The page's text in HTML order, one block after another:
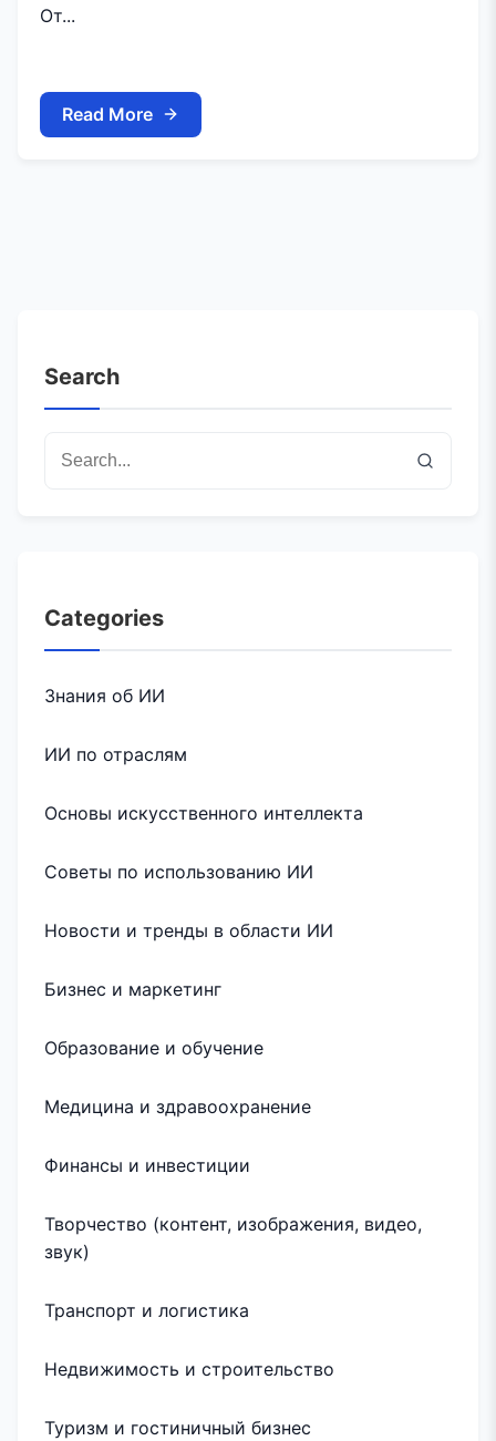
От...
Read More
Search
Categories
Знания об ИИ
ИИ по отраслям
Основы искусственного интеллекта
Советы по использованию ИИ
Новости и тренды в области ИИ
Бизнес и маркетинг
Образование и обучение
Медицина и здравоохранение
Финансы и инвестиции
Творчество (контент, изображения, видео,
звук)
Транспорт и логистика
Недвижимость и строительство
Туризм и гостиничный бизнес